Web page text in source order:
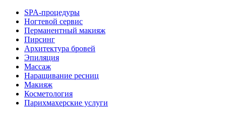
SPA-процедуры
Ногтевой сервис
Перманентный макияж
Пирсинг
Архитектура бровей
Эпиляция
Массаж
Наращивание ресниц
Макияж
Косметология
Парихмахерские услуги